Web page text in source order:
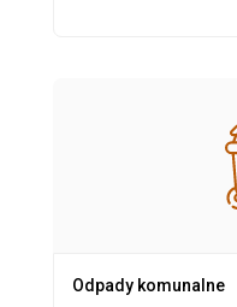
Odpady komunalne